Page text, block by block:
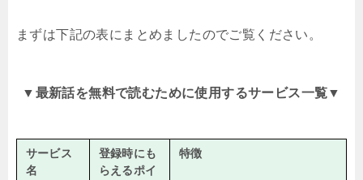
まずは下記の表にまとめましたのでご覧ください。
▼ 最新話を無料で読むために使用するサービス一覧▼
サービス
名
登録時にも
らえるポイ
特徴